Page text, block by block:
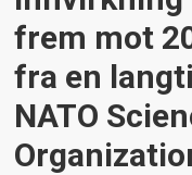
frem mot
fra en
NATO